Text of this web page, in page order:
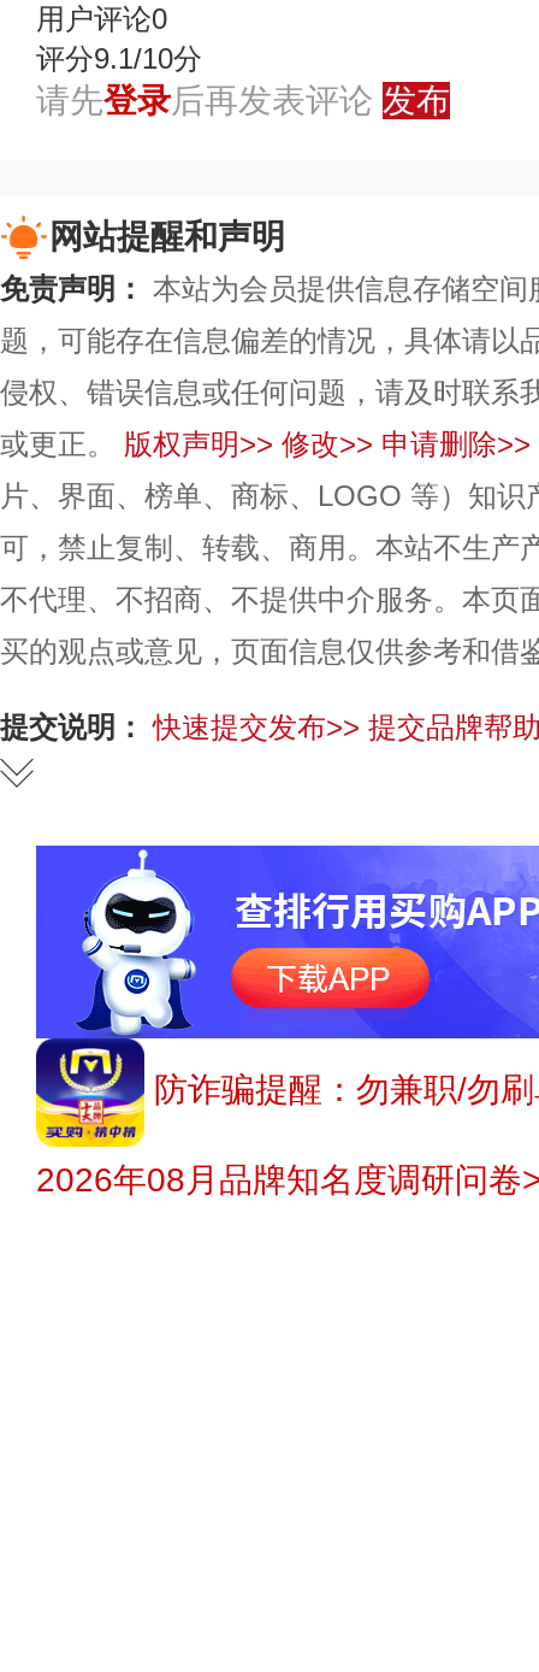
用户评论0
评分9.1/10分
请先登录后再发表评论 发布
网站提醒和声明
免责声明： 本站为会员提供信息存储空
题，可能存在信息偏差的情况，具体请以
侵权、错误信息或任何问题，请及时联系
或更正。
版权声明>> 修改>> 申请删除>>
片、界面、榜单、商标、LOGO 等）知
可，禁止复制、转载、商用。本站不生产
不代理、不招商、不提供中介服务。本页
买的观点或意见，页面信息仅供参考和借
提交说明： 快速提交发布>> 提交品牌帮
防诈骗提醒：勿兼职/勿
2026年08月品牌知名度调研问卷